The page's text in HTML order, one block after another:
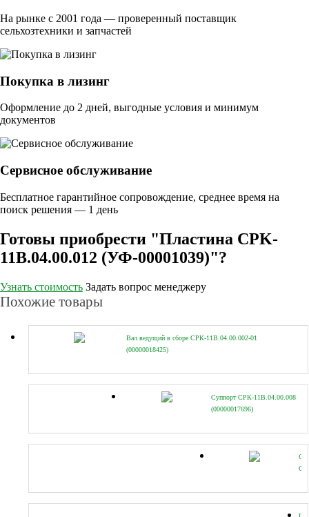
На рынке с 2001 года — проверенный поставщик
сельхозтехники и запчастей
Покупка в лизинг
Оформление до 2 дней, выгодные условия и минимум
документов
Сервисное обслуживание
Бесплатное гарантийное сопровождение, среднее время на
поиск решения — 1 день
Готовы приобрести "Пластина CPK-
11B.04.00.012 (УФ-00001039)"?
Узнать стоимость Задать вопрос менеджеру
Похожие товары
Вал ведущий в сборе СРК-11В.04.00.002-01
(00000018425)
Суппорт СРК-11В.04.00.008
(00000017696)